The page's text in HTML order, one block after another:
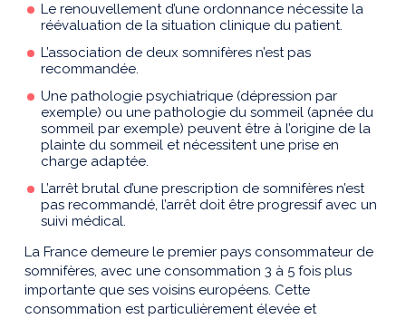
Le renouvellement d’une ordonnance nécessite la
réévaluation de la situation clinique du patient.
L’association de deux somnifères n’est pas
recommandée.
Une pathologie psychiatrique (dépression par
exemple) ou une pathologie du sommeil (apnée du
sommeil par exemple) peuvent être à l’origine de la
plainte du sommeil et nécessitent une prise en
charge adaptée.
L’arrêt brutal d’une prescription de somnifères n’est
pas recommandé, l’arrêt doit être progressif avec un
suivi médical.
La France demeure le premier pays consommateur de
somnifères, avec une consommation 3 à 5 fois plus
importante que ses voisins européens. Cette
consommation est particulièrement élevée et